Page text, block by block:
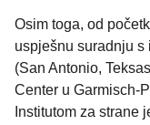
Osim toga, od
uspješnu suradnju s
(San Antonio,
Center u Garmisch-
Institutom za strane